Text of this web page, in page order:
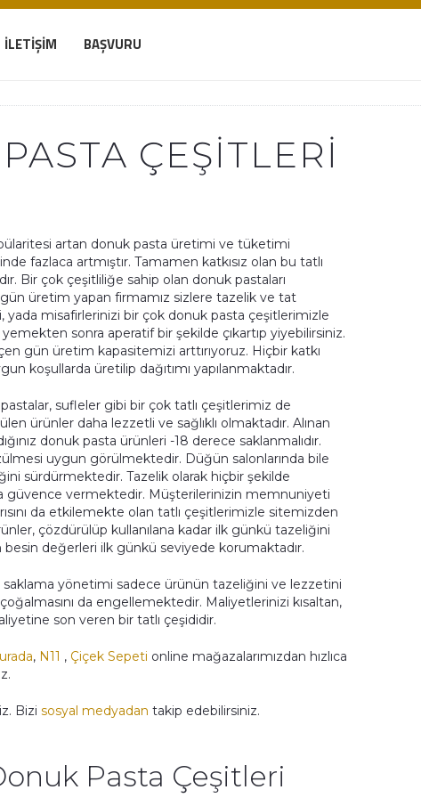
İLETIŞIM BAŞVURU
ÇEŞITLERI
artan donuk pasta üretimi ve tüketimi
fazlaca artmıştır. Tamamen katkısız olan bu tatlı
Bir çok çeşitliliğe sahip olan donuk pastaları
üretim yapan firmamız sizlere tazelik ve tat
yada misafirlerinizi bir çok donuk pasta çeşitlerimizle
sonra aperatif bir şekilde çıkartıp yiyebilirsiniz.
gün üretim kapasitemizi arttırıyoruz. Hiçbir katkı
koşullarda üretilip dağıtımı yapılanmaktadır.
sufleler gibi bir çok tatlı çeşitlerimiz de
ürünler daha lezzetli ve sağlıklı olmaktadır. Alınan
donuk pasta ürünleri -18 derece saklanmalıdır.
uygun görülmektedir. Düğün salonlarında bile
sürdürmektedir. Tazelik olarak hiçbir şekilde
güvence vermektedir. Müşterilerinizin memnuniyeti
da etkilemekte olan tatlı çeşitlerimizle sitemizden
çözdürülüp kullanılana kadar ilk günkü tazeliğini
değerleri ilk günkü seviyede korumaktadır.
yönetimi sadece ürünün tazeliğini ve lezzetini
da engellemektedir. Maliyetlerinizi kısaltan,
son veren bir tatlı çeşididir.
, N11 , Çiçek Sepeti online mağazalarımızdan hızlıca
Bizisosyal medyadan takip edebilirsiniz.
Pasta Çeşitleri